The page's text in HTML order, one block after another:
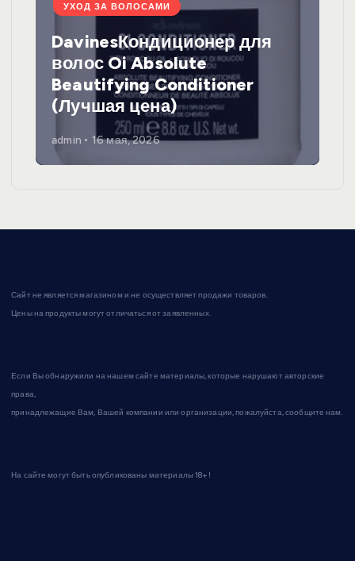
УХОД ЗА ВОЛОСАМИ
DavinesКондиционер для
волос Oi Absolute
Beautifying Conditioner
(Лучшая цена)
admin 16 мая, 2026
Сайт не является магазином и не осуществляет продажи товаров.
Цены на продукты могут отличаться от заявленных.
Если Вы обнаружили на нашем сайте материалы, которые нарушают авторские
права,
принадлежащие Вам, Вашей компании или организации, пожалуйста, сообщите нам.
На сайте могут быть опубликованы материалы 18+!